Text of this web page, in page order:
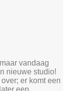
vandaag
nieuwe studio!
er komt een
een